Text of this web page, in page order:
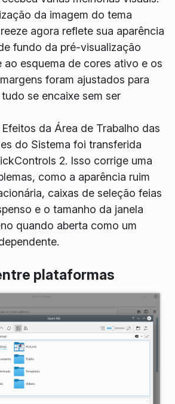
da imagem do tema
agora reflete sua aparência
fundo da pré-visualização
ao esquema de cores ativo e os
foram ajustados para
se encaixe sem ser
da Área de Trabalho das
do Sistema foi transferida
2. Isso corrige uma
como a aparência ruim
caixas de seleção feias
e o tamanho da janela
quando aberta como um
plataformas